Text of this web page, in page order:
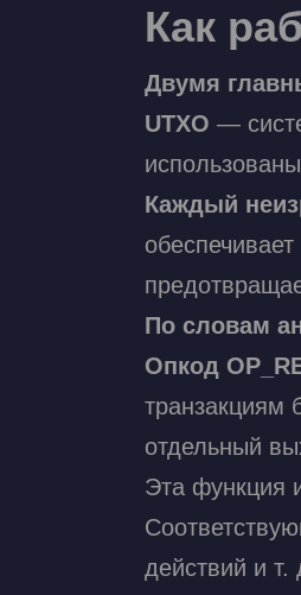
Как
Двумя
UTXO —
Каждый
По словам
Опкод
транзакциям
отдельный
Эта функция
действий и т.
HUNTER PITCH DAY и
сообщества